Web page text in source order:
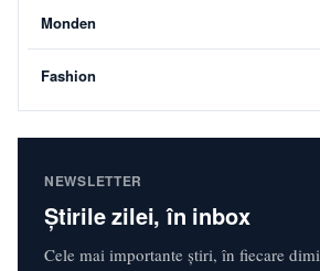
Monden
Fashion
NEWSLETTER
Știrile zilei, în inbox
Cele mai importante știri, în fiecare